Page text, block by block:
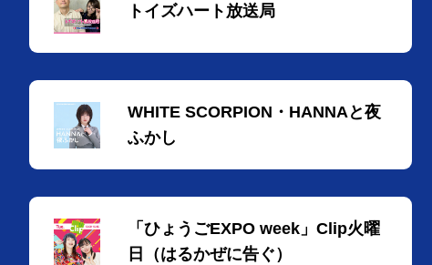
トイズハート放送局
WHITE SCORPION・HANNAと夜
ふかし
「ひょうごEXPO week」Clip火曜
日（はるかぜに告ぐ）